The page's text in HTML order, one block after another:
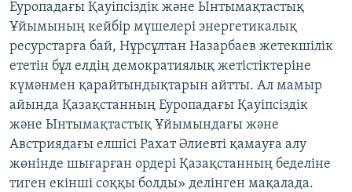
Еуропадағы Қауіпсіздік және Ынтымақтастық
Ұйымының кейбір мүшелері энергетикалық
ресурстарға бай, Нұрсұлтан Назарбаев жетекшілік
ететін бұл елдің демократиялық жетістіктеріне
күмәнмен қарайтындықтарын айтты. Ал мамыр
айында Қазақстанның Еуропадағы Қауіпсіздік
және Ынтымақтастық Ұйымындағы және
Австриядағы елшісі Рахат Әлиевті қамауға алу
жөнінде шығарған ордері Қазақстанның беделіне
тиген екінші соққы болды» делінген мақалада.